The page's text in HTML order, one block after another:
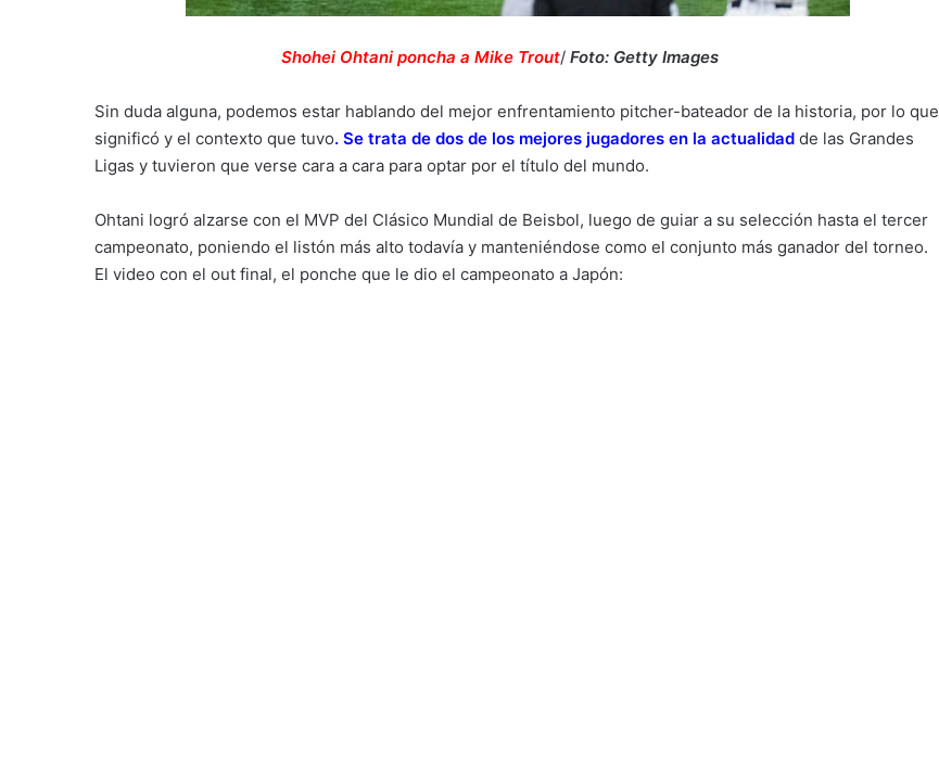
Shohei Ohtani poncha a Mike Trout/ Foto: Getty Images
Sin duda alguna, podemos estar hablando del mejor enfrentamiento pitcher-bateador de la historia, por lo que
significó y el contexto que tuvo. Se trata de dos de los mejores jugadores en la actualidad de las Grandes
Ligas y tuvieron que verse cara a cara para optar por el título del mundo.
Ohtani logró alzarse con el MVP del Clásico Mundial de Beisbol, luego de guiar a su selección hasta el tercer
campeonato, poniendo el listón más alto todavía y manteniéndose como el conjunto más ganador del torneo.
El video con el out final, el ponche que le dio el campeonato a Japón: